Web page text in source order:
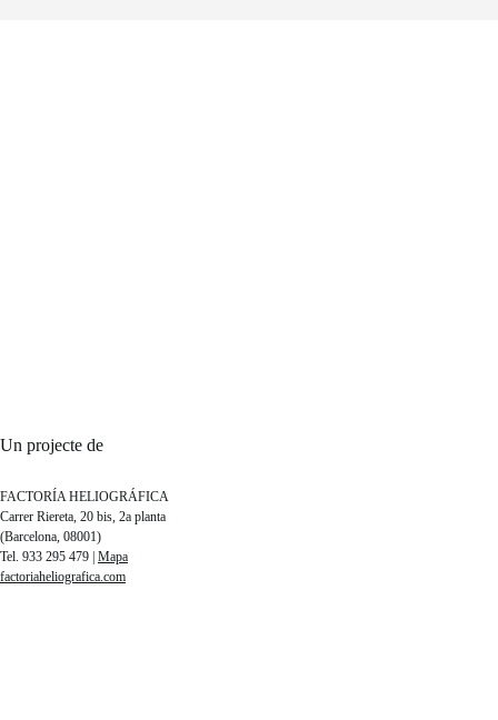
Un projecte de
FACTORÍA HELIOGRÁFICA
Carrer Riereta, 20 bis, 2a planta
(Barcelona, 08001)
Tel. 933 295 479 | Mapa
factoriaheliografica.com